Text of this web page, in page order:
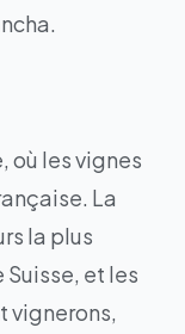
où les vignes
La
la plus
et les